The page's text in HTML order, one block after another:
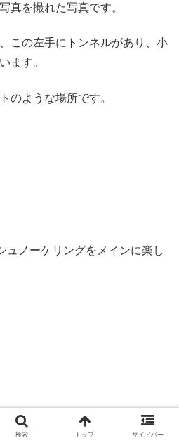
真を撮れた写真です。
この左手にトンネルがあり、小
ます。
のような場所です。
ュノーケリングをメインに楽し
はありませんでした。
検索 トップ サイドバー